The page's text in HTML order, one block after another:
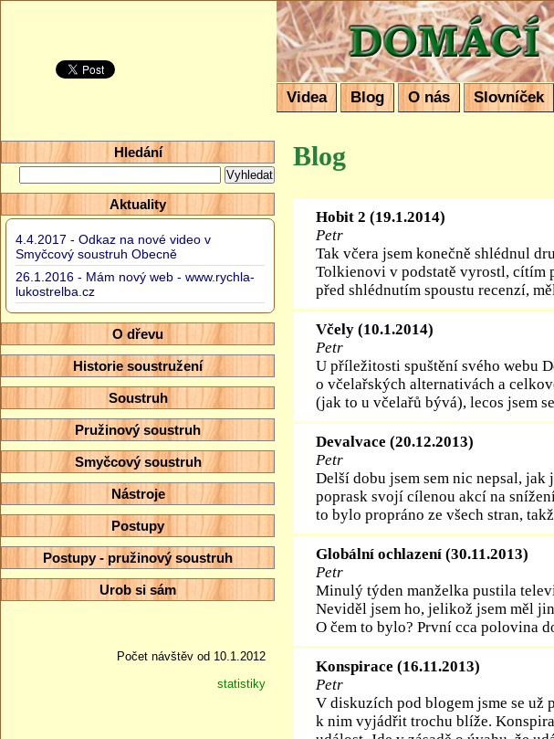
Domácí soustružení
Videa Blog O nás Slovníček
Hledání
Aktuality
4.4.2017 - Odkaz na nové video v
Smyčcový soustruh Obecně
26.1.2016 - Mám nový web - www.rychla-
lukostrelba.cz
O dřevu
Historie soustružení
Soustruh
Pružinový soustruh
Smyčcový soustruh
Nástroje
Postupy
Postupy - pružinový soustruh
Urob si sám
Počet návštěv od 10.1.2012
statistiky
Blog
Hobit 2 (19.1.2014)
Petr
Tak včera jsem konečně shlédnul
Tolkienovi v podstatě vyrostl, cítím
před shlédnutím spoustu recenzí,
Včely (10.1.2014)
Petr
U příležitosti spuštění svého webu
o včelařských alternativách a
(jak to u včelařů bývá), lecos jsem
Devalvace (20.12.2013)
Petr
Delší dobu jsem sem nic nepsal,
poprask svojí cílenou akcí na
to bylo propráno ze všech stran,
Globální ochlazení (30.11.2013)
Petr
Minulý týden manželka pustila
Neviděl jsem ho, jelikož jsem měl
O čem to bylo? První cca polovina
Konspirace (16.11.2013)
Petr
V diskuzích pod blogem jsme se už
k nim vyjádřit trochu blíže.